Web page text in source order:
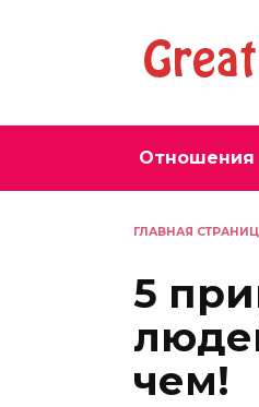
Отношения
ГЛАВНАЯ
5
чем!